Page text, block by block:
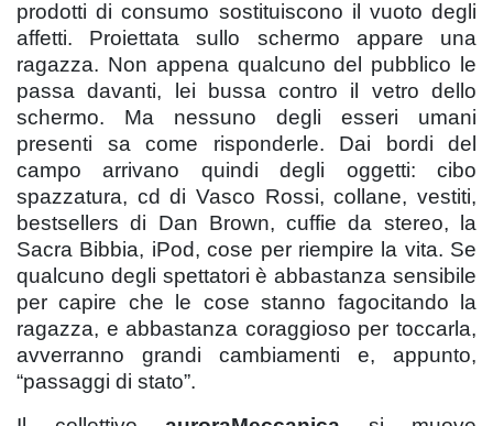
prodotti di consumo sostituiscono il vuoto degli
affetti. Proiettata sullo schermo appare una
ragazza. Non appena qualcuno del pubblico le
passa davanti, lei bussa contro il vetro dello
schermo. Ma nessuno degli esseri umani
presenti sa come risponderle. Dai bordi del
campo arrivano quindi degli oggetti: cibo
spazzatura, cd di Vasco Rossi, collane, vestiti,
bestsellers di Dan Brown, cuffie da stereo, la
Sacra Bibbia, iPod, cose per riempire la vita. Se
qualcuno degli spettatori è abbastanza sensibile
per capire che le cose stanno fagocitando la
ragazza, e abbastanza coraggioso per toccarla,
avverranno grandi cambiamenti e, appunto,
“passaggi di stato”.